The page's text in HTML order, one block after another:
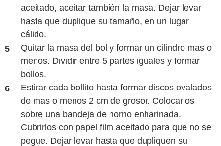
aceitado, aceitar también la masa. Dejar levar
hasta que duplique su tamaño, en un lugar
cálido.
Quitar la masa del bol y formar un cilindro mas o
menos. Dividir entre 5 partes iguales y formar
bollos.
Estirar cada bollito hasta formar discos ovalados
de mas o menos 2 cm de grosor. Colocarlos
sobre una bandeja de horno enharinada.
Cubrirlos con papel film aceitado para que no se
pegue. Dejar levar hasta que dupliquen su